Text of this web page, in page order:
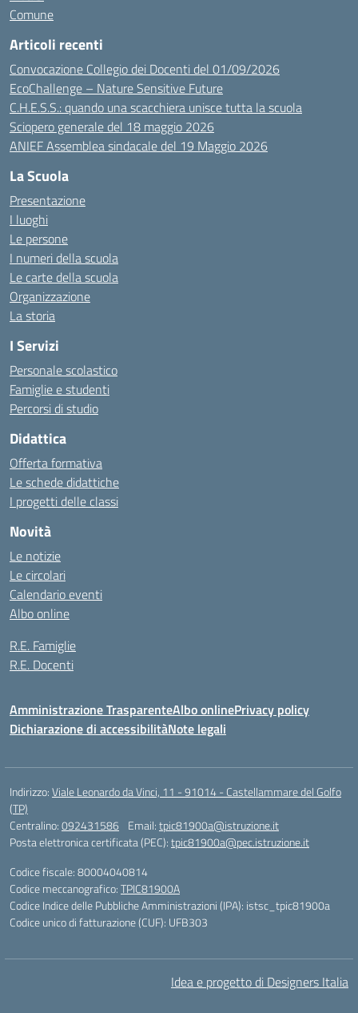
Comune
Articoli recenti
Convocazione Collegio dei Docenti del 01/09/2026
EcoChallenge – Nature Sensitive Future
C.H.E.S.S.: quando una scacchiera unisce tutta la scuola
Sciopero generale del 18 maggio 2026
ANIEF Assemblea sindacale del 19 Maggio 2026
La Scuola
Presentazione
I luoghi
Le persone
I numeri della scuola
Le carte della scuola
Organizzazione
La storia
I Servizi
Personale scolastico
Famiglie e studenti
Percorsi di studio
Didattica
Offerta formativa
Le schede didattiche
I progetti delle classi
Novità
Le notizie
Le circolari
Calendario eventi
Albo online
R.E. Famiglie
R.E. Docenti
Amministrazione TrasparenteAlbo onlinePrivacy policy
Dichiarazione di accessibilitàNote legali
Indirizzo:Viale Leonardo da Vinci, 11 - 91014 - Castellammare del Golfo
(TP)
Centralino:092431586 Email:tpic81900a@istruzione.it
Posta elettronica certificata (PEC):tpic81900a@pec.istruzione.it
Codice fiscale: 80004040814
Codice meccanografico:TPIC81900A
Codice Indice delle Pubbliche Amministrazioni (IPA): istsc_tpic81900a
Codice unico di fatturazione (CUF): UFB303
Idea e progetto di Designers Italia